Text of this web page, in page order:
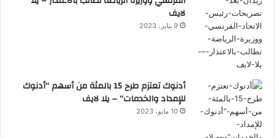
لايف
9 يناير، 2023
أدنوك تعتزم طرح 15 بالمئة من أسهم “أدنوك
للإمداد والخدمات” – يلا لايف
10 مايو، 2023